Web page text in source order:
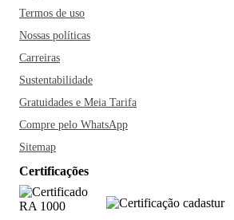
Termos de uso
Nossas políticas
Carreiras
Sustentabilidade
Gratuidades e Meia Tarifa
Compre pelo WhatsApp
Sitemap
Certificações